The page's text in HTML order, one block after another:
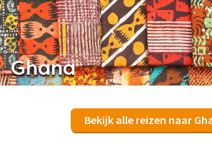
Ghana
Bekijk alle reizen naar